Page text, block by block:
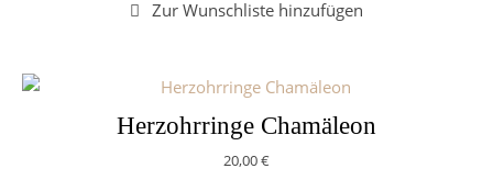
Herzohrringe Chamäleon
20,00€